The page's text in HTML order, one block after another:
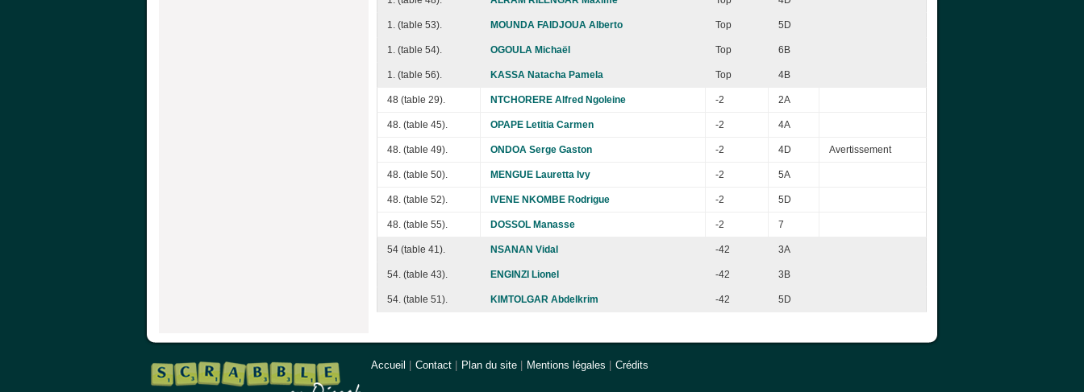
1. (table 53). MOUNDA FAIDJOUA Alberto Top 5D
1. (table 54). OGOULA Michaël Top 6B
1. (table 56). KASSA Natacha Pamela Top 4B
48 (table 29). NTCHORERE Alfred Ngoleine -2 2A
48. (table 45). OPAPE Letitia Carmen -2 4A
48. (table 49). ONDOA Serge Gaston -2 4D Avertissement
48. (table 50). MENGUE Lauretta Ivy -2 5A
48. (table 52). IVENE NKOMBE Rodrigue -2 5D
48. (table 55). DOSSOL Manasse -2 7
54 (table 41). NSANAN Vidal -42 3A
54. (table 43). ENGINZI Lionel -42 3B
54. (table 51). KIMTOLGAR Abdelkrim -42 5D
Accueil Contact Plan du site Mentions légales Crédits